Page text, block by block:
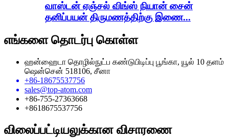
வாஸ்டன் ஏஞ்சல் விங்ஸ் நியான் சைன்
தனிப்பயன் திருமணத்திற்கு இணை...
எங்களை தொடர்பு கொள்ள
ஹன்ஹைடா தொழில்நுட்ப கண்டுபிடிப்பு பூங்கா, யூல் 10 தளம்
ஷென்சென் 518106, சீனா
+86-18675537756
sales@top-atom.com
+86-755-27363668
+8618675537756
விலைப்பட்டியலுக்கான விசாரணை